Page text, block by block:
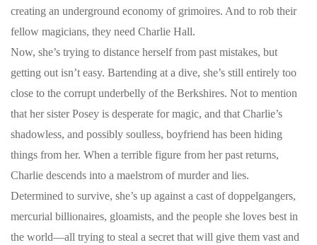
creating an underground economy of grimoires. And to rob their
fellow magicians, they need Charlie Hall.
Now, she’s trying to distance herself from past mistakes, but
getting out isn’t easy. Bartending at a dive, she’s still entirely too
close to the corrupt underbelly of the Berkshires. Not to mention
that her sister Posey is desperate for magic, and that Charlie’s
shadowless, and possibly soulless, boyfriend has been hiding
things from her. When a terrible figure from her past returns,
Charlie descends into a maelstrom of murder and lies.
Determined to survive, she’s up against a cast of doppelgangers,
mercurial billionaires, gloamists, and the people she loves best in
the world—all trying to steal a secret that will give them vast and